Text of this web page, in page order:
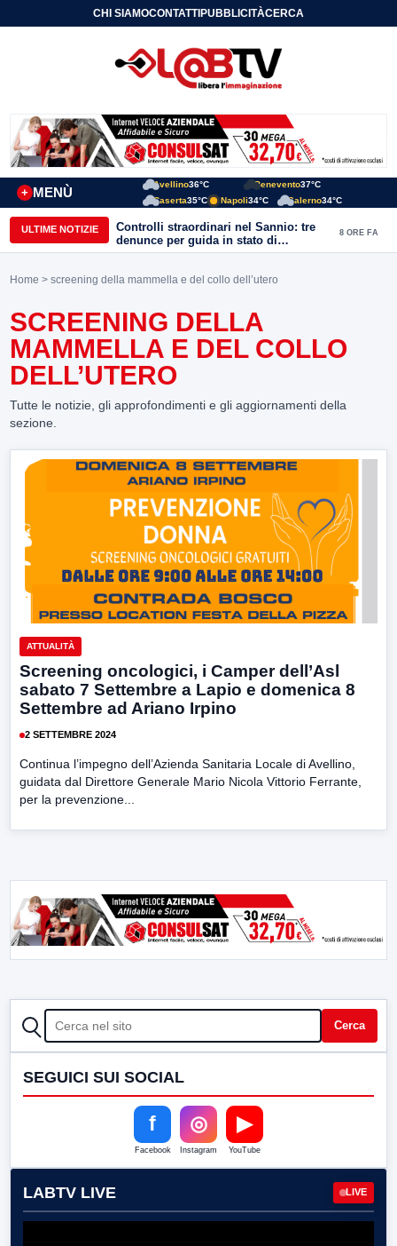
CHI SIAMOCONTATTIPUBBLICITÀCERCA
MENÙ
+
Avellino36°C Benevento37°C
Caserta35°C Napoli34°C Salerno34°C
ULTIME NOTIZIE
Controlli straordinari nel Sannio: tre
denunce per guida in stato di
ebbrezza, un arresto e 1.500 kg di
8 ORE FA
Home > screening della mammella e del collo dell’utero
SCREENING DELLA
MAMMELLA E DEL COLLO
DELL’UTERO
Tutte le notizie, gli approfondimenti e gli aggiornamenti della
sezione.
ATTUALITÀ
Screening oncologici, i Camper dell’Asl
sabato 7 Settembre a Lapio e domenica 8
Settembre ad Ariano Irpino
2 SETTEMBRE 2024
Continua l’impegno dell’Azienda Sanitaria Locale di Avellino,
guidata dal Direttore Generale Mario Nicola Vittorio Ferrante,
per la prevenzione...
CERCA Cerca
SEGUICI SUI SOCIAL
f
Facebook
◎
Instagram
▶
YouTube
LABTV LIVE LIVE